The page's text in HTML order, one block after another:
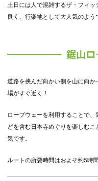
土日には人で混雑するザ・フィ
良く、行楽地として大人気のよう
鋸山ロ
道路を挟んだ向かい側を山に向
場がすぐ近く！
ロープウェーを利用することで
どを含む日本寺めぐりを楽しむ
気です。
ルートの所要時間はおよそ約5時